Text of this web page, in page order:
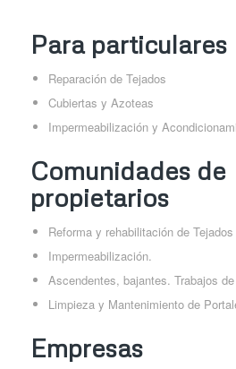
Para particulares
Reparación de Tejados
Cubiertas y Azoteas
Impermeabilización y
Comunidades de
propietarios
Reforma y rehabilitación de
Impermeabilización.
Ascendentes, bajantes. Trabajos
Limpieza y Mantenimiento de
Empresas